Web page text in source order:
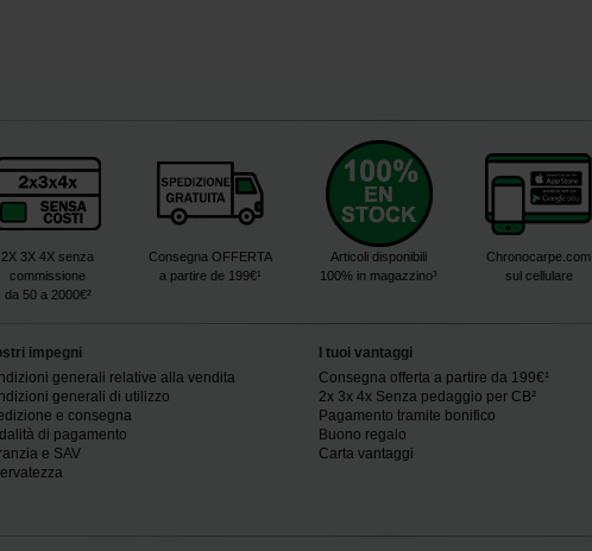
2X 3X 4X senza
commissione
da 50 a 2000€²
Consegna OFFERTA
a partire de 199€¹
Articoli disponibili
100% in magazzino³
Chronocarpe.com
sul cellulare
impegni
generali relative alla vendita
generali di utilizzo
e consegna
di pagamento
e SAV
I tuoi vantaggi
Consegna offerta a partire da 199€¹
2x 3x 4x Senza pedaggio per CB²
Pagamento tramite bonifico
Buono regalo
Carta vantaggi